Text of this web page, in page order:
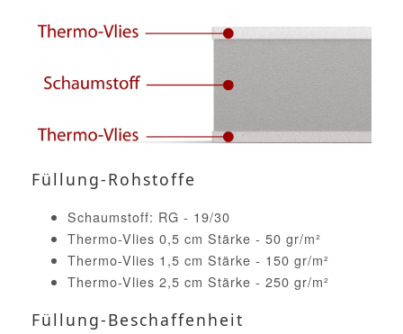
Füllung-Rohstoffe
Schaumstoff: RG - 19/30
Thermo-Vlies 0,5 cm Stärke - 50 gr/m²
Thermo-Vlies 1,5 cm Stärke - 150 gr/m²
Thermo-Vlies 2,5 cm Stärke - 250 gr/m²
Füllung-Beschaffenheit